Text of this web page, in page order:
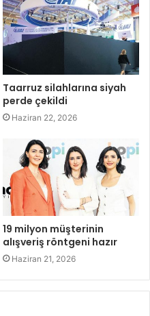
Taarruz silahlarına siyah
perde çekildi
Haziran 22, 2026
19 milyon müşterinin
alışveriş röntgeni hazır
Haziran 21, 2026